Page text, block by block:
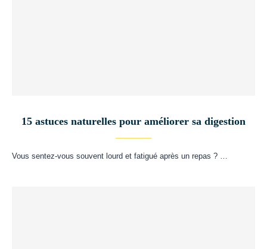
15 astuces naturelles pour améliorer sa digestion
Vous sentez-vous souvent lourd et fatigué après un repas ? …